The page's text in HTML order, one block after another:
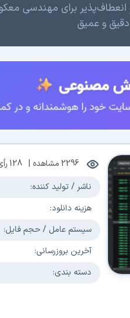
و انعطاف‌پذیر برای مهندسی
دقیق و عمیق
2296مشاهده | 128
ناشر / تولید کننده:
هزینه دانلود:
سیستم عامل / حجم فایل:
آخرین بروزرسانی:
دسته بندی: